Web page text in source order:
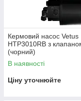
Кермовий насос Vetus
HTP3010RB з
(чорний)
В наявності
Ціну уточнюйте